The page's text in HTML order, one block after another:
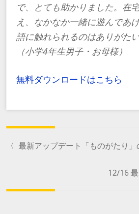
で、とても助かりました。在
え、なかなか一緒に遊んであ
語に触れられるのはありがたい
（小学4年生男子・お母様）
無料ダウンロードはこちら
〈 最新アップデート「ものがたり」
12/16